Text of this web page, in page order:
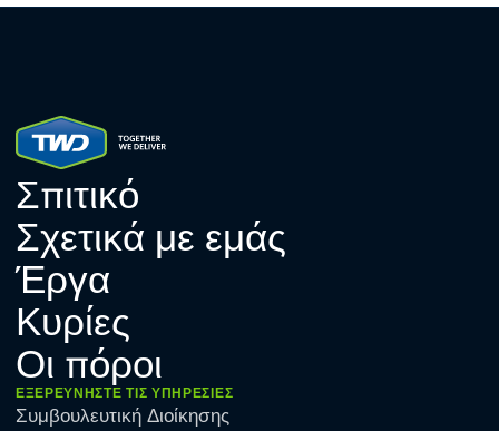
Σπιτικό
Σχετικά με εμάς
Έργα
Κυρίες
Οι πόροι
ΕΞΕΡΕΥΝΉΣΤΕ ΤΙΣ ΥΠΗΡΕΣΊΕΣ
Συμβουλευτική Διοίκησης